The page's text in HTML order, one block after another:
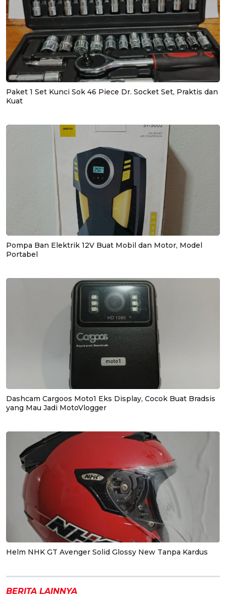
Paket 1 Set Kunci Sok 46 Piece Dr. Socket Set, Praktis dan
Kuat
Pompa Ban Elektrik 12V Buat Mobil dan Motor, Model
Portabel
Dashcam Cargoos Moto1 Eks Display, Cocok Buat Bradsis
yang Mau Jadi MotoVlogger
Helm NHK GT Avenger Solid Glossy New Tanpa Kardus
BERITA LAINNYA